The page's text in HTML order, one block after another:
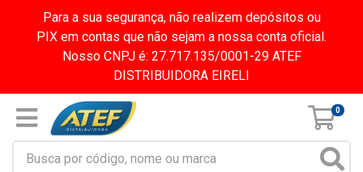
Para a sua segurança, não realizem depósitos ou
PIX em contas que não sejam a nossa conta oficial.
Nosso CNPJ é: 27.717.135/0001-29 ATEF
DISTRIBUIDORA EIRELI
0